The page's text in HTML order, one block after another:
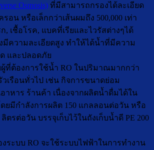
Osmosis) ที่มีสามารถกรองได้ละเอียด
รอน หรือเล็กกว่าเส้นผมถึง 500,000 เท่า
, เชื้อโรค, แบคที่เรียและไวรัสต่างๆได้
มีความละเอียดสูง ทำให้ได้น้ำที่มีความ
และปลอดภัย
ที่ต้องการใช้น้ำ RO ในปริมาณมากกว่า
เรือนทั่วไป เช่น กิจการขนาดย่อม
อาหาร ร้านค้า เนื่องจากผลิตน้ำดื่มได้ใน
ยมีกำลังการผลิต 150 แกลลอนต่อวัน หรือ
ตรต่อวัน บรรจุเก็บไว้ในถังเก็บน้ำดี PE 200
ระบบ RO จะใช้ระบบไฟฟ้าในการทำงาน